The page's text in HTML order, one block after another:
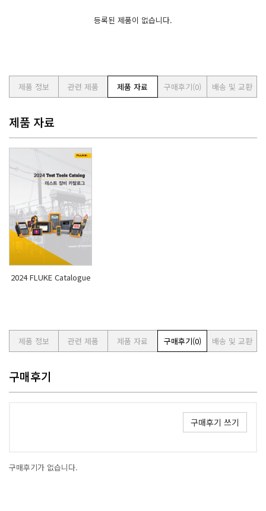
등록된 제품이 없습니다.
제품 정보 관련 제품 제품 자료 구매후기(0) 배송 및 교환
제품 자료
2024 FLUKE Catalogue
제품 정보 관련 제품 제품 자료 구매후기(0) 배송 및 교환
구매후기
구매후기 쓰기
구매후기가 없습니다.